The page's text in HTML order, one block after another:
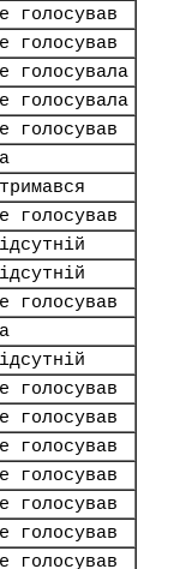
голосував
голосував
голосувала
голосувала
голосував
голосував
голосував
голосував
голосував
голосував
голосував
голосував
голосував
голосував